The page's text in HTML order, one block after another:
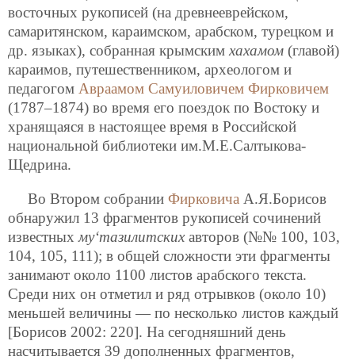
восточных рукописей (на древнееврейском,
самаритянском, караимском, арабском, турецком и
др. языках), собранная крымским хахамом (главой)
караимов, путешественником, археологом и
педагогом Авраамом Самуиловичем Фирковичем
(1787–1874) во время его поездок по Востоку и
хранящаяся в настоящее время в Российской
национальной библиотеки им.М.Е.Салтыкова-
Щедрина.
Во Втором собрании Фирковича А.Я.Борисов
обнаружил 13 фрагментов рукописей сочинений
известныхму‘тазилитскихавторов (№№ 100, 103,
104, 105, 111); в общей сложности эти фрагменты
занимают около 1100 листов арабского текста.
Среди них он отметил и ряд отрывков (около 10)
меньшей величины — по несколько листов каждый
[Борисов 2002: 220]. На сегодняшний день
насчитывается 39 дополненных фрагментов,